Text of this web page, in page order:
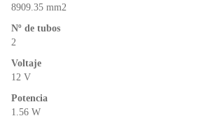
8909.35 mm2
Nº de tubos
2
Voltaje
12 V
Potencia
1.56 W